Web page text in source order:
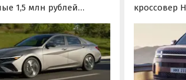
1,5 млн рублей
все чаще
за эти деньги
иномарки из
Одна из них — седан
кроссовер
и не
дизайном